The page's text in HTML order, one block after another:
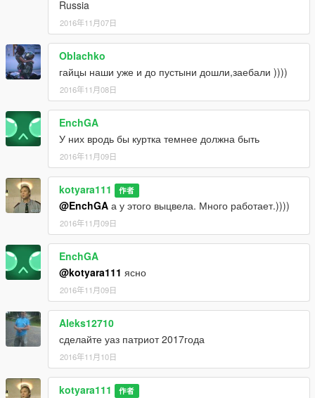
Russia
2016年11月07日
Oblachko
гайцы наши уже и до пустыни дошли,заебали ))))
2016年11月08日
EnchGA
У них вродь бы куртка темнее должна быть
2016年11月09日
kotyara111 作者
@EnchGA а у этого выцвела. Много работает.))))
2016年11月09日
EnchGA
@kotyara111 ясно
2016年11月09日
Aleks12710
сделайте уаз патриот 2017года
2016年11月10日
kotyara111 作者